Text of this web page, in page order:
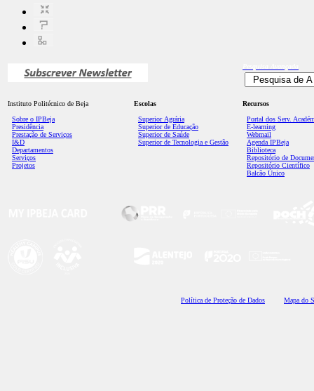
Instituto Politécnico de Beja
Sobre o IPBeja
Presidência
Prestação de Serviços
I&D
Departamentos
Serviços
Projetos
Escolas
Superior Agrária
Superior de Educação
Superior de Saúde
Superior de Tecnologia e Gestão
Recursos
Portal dos Serv.
E-learning
Webmail
Agenda IPBeja
Biblioteca
Repositório de
Repositório Científico
Balcão Único
Política de Proteção de Dados Mapa do